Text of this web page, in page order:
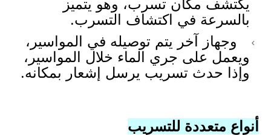
يكتشف مكان تسرب، وهو يتميز
بالسرعة في اكتشاف التسرب.
وجهاز آخر يتم توصيله في المواسير،
ويعمل على جري الماء خلال المواسير،
وإذا حدث تسريب يرسل إشعار بمكانه.
أنواع متعددة للتسريب